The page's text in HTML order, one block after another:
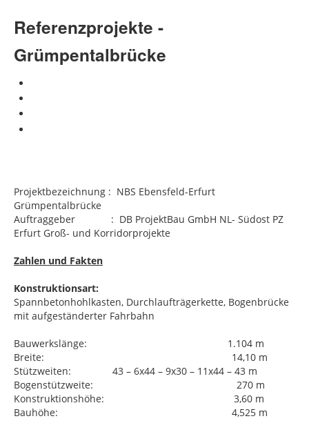
Zertifizierungen
Karriere
Referenzprojekte -
Grümpentalbrücke
Projektbezeichnung : NBS Ebensfeld-Erfurt
Grümpentalbrücke
Auftraggeber : DB ProjektBau GmbH NL- Südost PZ
Erfurt Groß- und Korridorprojekte
Zahlen und Fakten
Konstruktionsart:
Spannbetonhohlkasten, Durchlaufträgerkette, Bogenbrücke
mit aufgeständerter Fahrbahn
Bauwerkslänge: 1.104 m
Breite: 14,10 m
Stützweiten: 43 – 6x44 – 9x30 – 11x44 – 43 m
Bogenstützweite: 270 m
Konstruktionshöhe: 3,60 m
Bauhöhe: 4,525 m